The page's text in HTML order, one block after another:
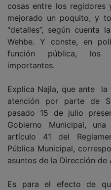
cosas entre los regidores
mejorado un poquito, y
“detalles”, según cuenta
Wehbe. Y conste, en
función pública, los
importantes.
Explica Najla, que ante
atención por parte de
pasado 15 de julio
Gobierno Municipal,
artículo 41 del
Pública Municipal,
asuntos de la Dirección de
Es para el efecto de